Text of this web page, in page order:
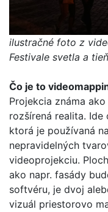
ilustračné foto z
Festivale svetla a
Čo je to
Projekcia známa
rozšírená realita. Ide
ktorá je používaná
nepravidelných
videoprojekciu.
ako napr. fasády
softvéru, je dvoj
vizuál priestorovo